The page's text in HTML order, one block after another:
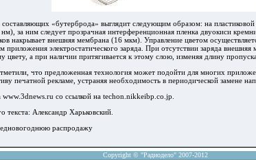
составляющих «бутерброда» выглядит следующим образом: на
за ним следует прозрачная интерференционная пленка двуокиси
накрывает внешняя мембрана (16 мкм). Управление цветом
приложения электростатического заряда. При отсутствии заряда
цвету, а при наличии притягивается к этому слою, изменяя длину
что предложенная технология может подойти для многих
печатной рекламе, устраняя необходимость в периодической замене
со ссылкой на techon.nikkeibp.co.jp.
текста: Александр Харьковский.
распродажу
Copyright © "Радиодело" 2007-2012